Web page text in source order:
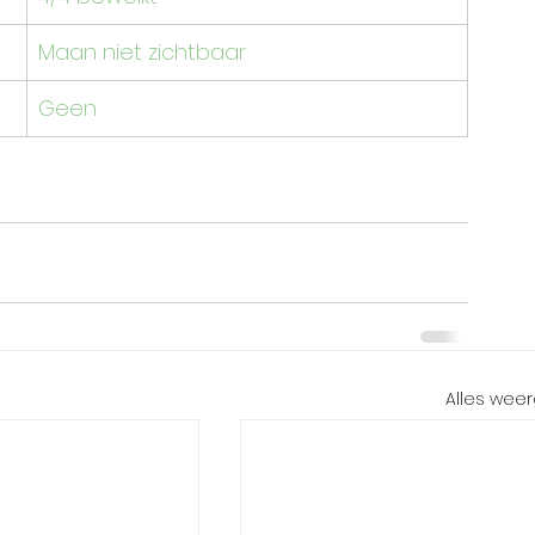
Maan niet zichtbaar
Geen
Alles